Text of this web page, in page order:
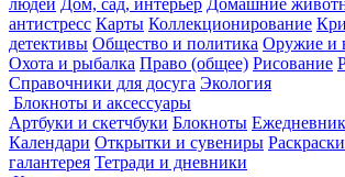
людей Дом, сад, интерьер Домашние
антистресс Карты Коллекционирование
детективы Общество и политика Оружие и
Охота и рыбалка Право (общее) Рисование
Справочники для досуга Экология
Блокноты и аксессуары
Артбуки и скетчбуки Блокноты
Календари Открытки и сувениры Раскраски
галантерея Тетради и дневники